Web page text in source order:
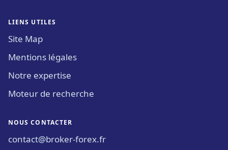
LIENS UTILES
Site Map
Mentions légales
Notre expertise
Moteur de recherche
NOUS CONTACTER
contact@broker-forex.fr